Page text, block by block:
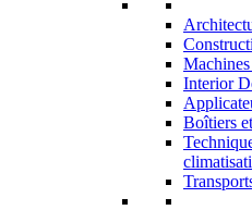
Interior
Boîtiers